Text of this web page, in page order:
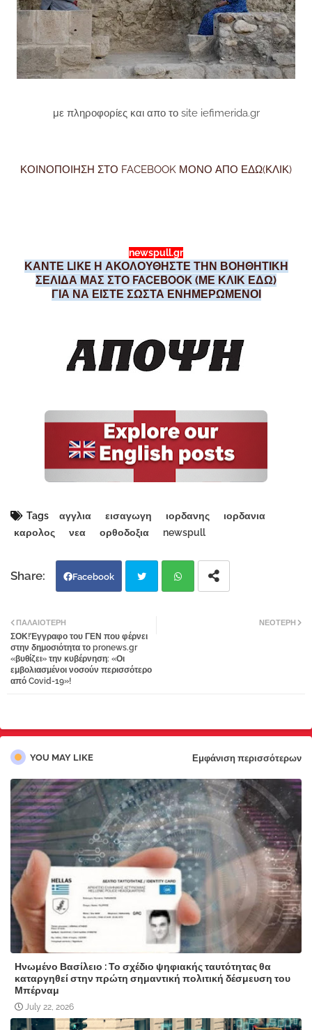
με πληροφορίες και απο το site iefimerida.gr
ΚΟΙΝΟΠΟΙΗΣΗ ΣΤΟ FACEBOOK ΜΟΝΟ ΑΠΟ ΕΔΩ(ΚΛΙΚ)
newspull.gr
ΚΑΝΤΕ LIKE Η ΑΚΟΛΟΥΘΗΣΤΕ ΤΗΝ ΒΟΗΘΗΤΙΚΗ
ΣΕΛΙΔΑ ΜΑΣ ΣΤΟ FACEBOOK (ΜΕ ΚΛΙΚ ΕΔΩ)
ΓΙΑ ΝΑ ΕΙΣΤΕ ΣΩΣΤΑ ΕΝΗΜΕΡΩΜΕΝΟΙ
Tags αγγλια εισαγωγη ιορδανης
ιορδανια
καρολος
νεα ορθοδοξια newspull
Facebook
tter
ΝΕΌΤΕΡΗ
ΠΑΛΑΙΌΤΕΡΗ
ΣΟΚ!Έγγραφο του ΓΕΝ που φέρνει
στην δημοσιότητα το pronews.gr
«βυθίζει» την κυβέρνηση: «Οι
εμβολιασμένοι νοσούν περισσότερο
από Covid-19»!
YOU MAY LIKE Εμφάνιση περισσότερων
Ηνωμένο Βασίλειο : Το σχέδιο ψηφιακής ταυτότητας θα
καταργηθεί στην πρώτη σημαντική πολιτική δέσμευση του
Μπέρναμ
July 22, 2026